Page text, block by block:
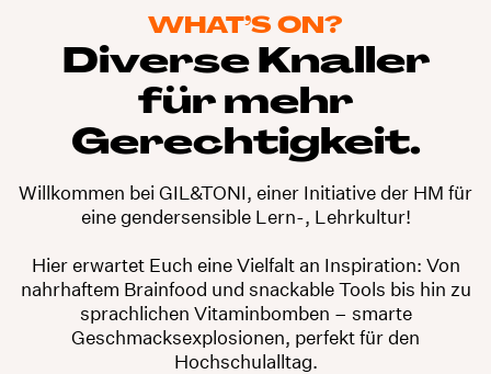
WHAT’S ON?
Diverse Knaller
für mehr
Gerechtigkeit.
Willkommen bei GIL&TONI, einer Initiative der HM für
eine gendersensible Lern-, Lehrkultur!
Hier erwartet Euch eine Vielfalt an Inspiration: Von
nahrhaftem Brainfood und snackable Tools bis hin zu
sprachlichen Vitaminbomben – smarte
Geschmacksexplosionen, perfekt für den
Hochschulalltag.